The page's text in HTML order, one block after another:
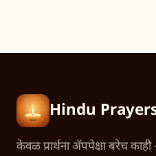
Hindu
केवळ प्रार्थना अ‍ॅपपेक्षा बरेच काही